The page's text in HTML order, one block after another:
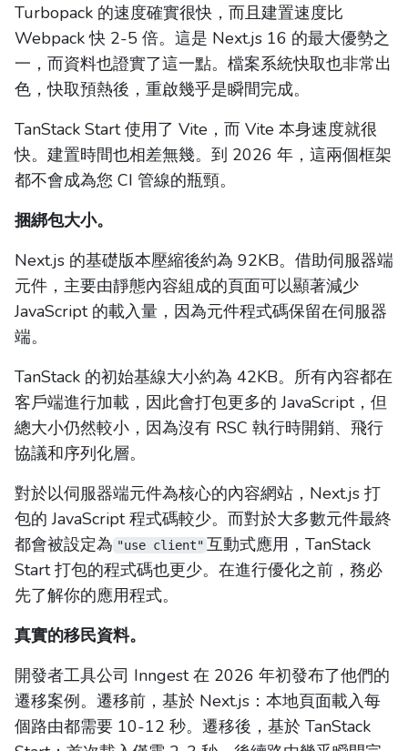
Turbopack 的速度確實很快，而且建置速度比
Webpack 快 2-5 倍。這是 Next.js 16 的最大優勢之
一，而資料也證實了這一點。檔案系統快取也非常出
色，快取預熱後，重啟幾乎是瞬間完成。
TanStack Start 使用了 Vite，而 Vite 本身速度就很
快。建置時間也相差無幾。到 2026 年，這兩個框架
都不會成為您 CI 管線的瓶頸。
捆綁包大小。
Next.js 的基礎版本壓縮後約為 92KB。借助伺服器端
元件，主要由靜態內容組成的頁面可以顯著減少
JavaScript 的載入量，因為元件程式碼保留在伺服器
端。
TanStack 的初始基線大小約為 42KB。所有內容都在
客戶端進行加載，因此會打包更多的 JavaScript，但
總大小仍然較小，因為沒有 RSC 執行時開銷、飛行
協議和序列化層。
對於以伺服器端元件為核心的內容網站，Next.js 打
包的 JavaScript 程式碼較少。而對於大多數元件最終
都會被設定為 "use client" 互動式應用，TanStack
Start 打包的程式碼也更少。在進行優化之前，務必
先了解你的應用程式。
真實的移民資料。
開發者工具公司 Inngest 在 2026 年初發布了他們的
遷移案例。遷移前，基於 Next.js：本地頁面載入每
個路由都需要 10-12 秒。遷移後，基於 TanStack